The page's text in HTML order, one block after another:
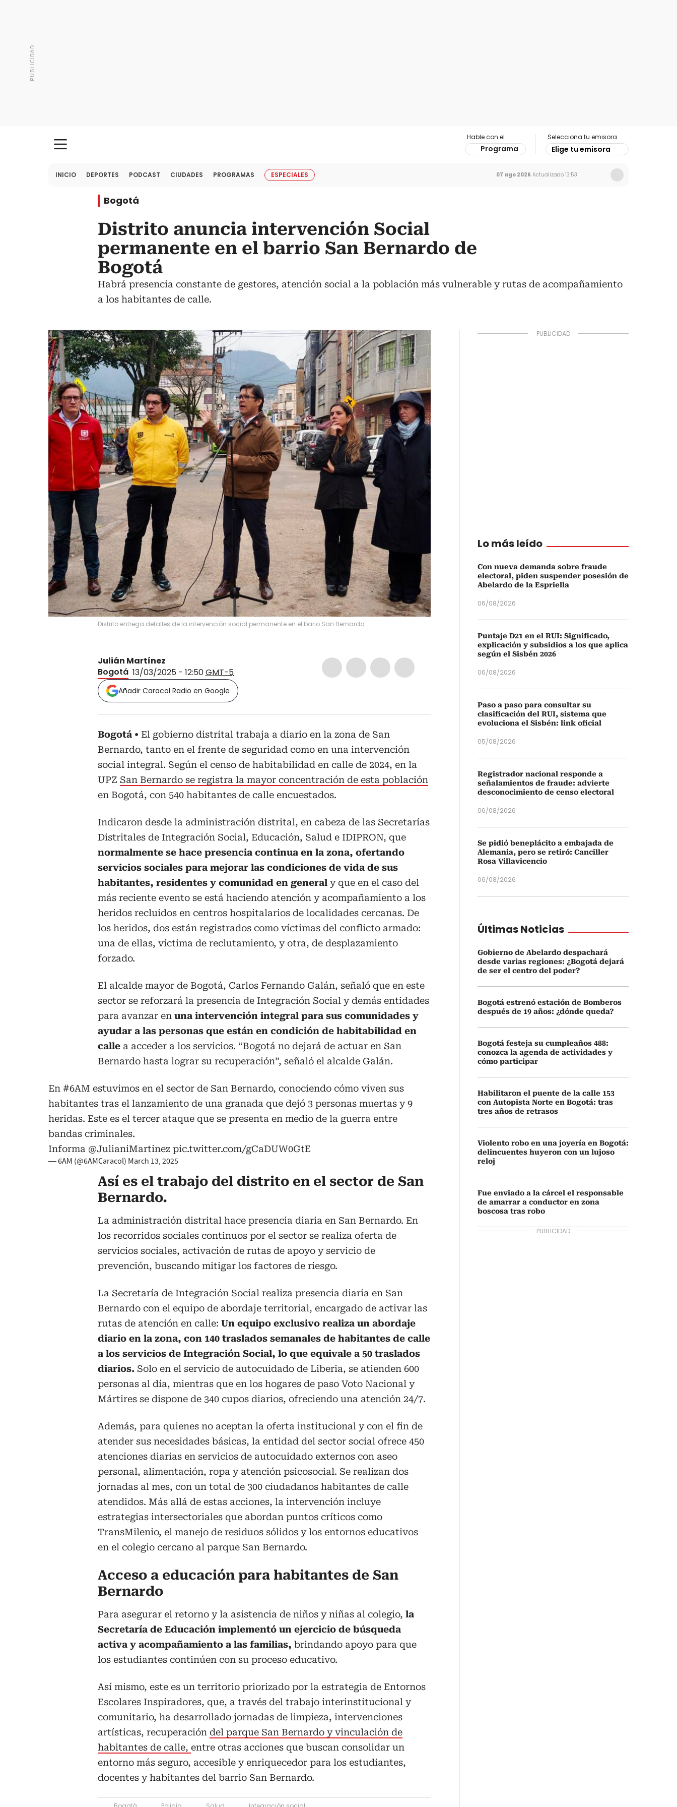
Hable con el
Programa
Selecciona tu emisora
Elige tu emisora
INICIO DEPORTES PODCAST CIUDADES PROGRAMAS ESPECIALES 07 ago 2026 Actualizado 13:53
Bogotá
Distrito anuncia intervención Social
permanente en el barrio San Bernardo de
Bogotá
Habrá presencia constante de gestores, atención social a la población más vulnerable y rutas de acompañamiento
a los habitantes de calle.
Distrito entrega detalles de la intervención social permanente en el bario San Bernardo
Julián Martínez
Bogotá 13/03/2025 - 12:50GMT-5
Añadir Caracol Radio en Google
Bogotá
El gobierno distrital trabaja a diario en la zona de San
Bernardo, tanto en el frente de seguridad como en una intervención
social integral. Según el censo de habitabilidad en calle de 2024, en la
UPZ San Bernardo se registra la mayor concentración de esta población
en Bogotá, con 540 habitantes de calle encuestados.
Indicaron desde la administración distrital, en cabeza de las Secretarías
Distritales de Integración Social, Educación, Salud e IDIPRON, que
normalmente se hace presencia continua en la zona, ofertando
servicios sociales para mejorar las condiciones de vida de sus
habitantes, residentes y comunidad en general y que en el caso del
más reciente evento se está haciendo atención y acompañamiento a los
heridos recluidos en centros hospitalarios de localidades cercanas. De
los heridos, dos están registrados como víctimas del conflicto armado:
una de ellas, víctima de reclutamiento, y otra, de desplazamiento
forzado.
El alcalde mayor de Bogotá, Carlos Fernando Galán, señaló que en este
sector se reforzará la presencia de Integración Social y demás entidades
para avanzar en una intervención integral para sus comunidades y
ayudar a las personas que están en condición de habitabilidad en
calle a acceder a los servicios. “Bogotá no dejará de actuar en San
Bernardo hasta lograr su recuperación”, señaló el alcalde Galán.
En #6AM estuvimos en el sector de San Bernardo, conociendo cómo viven sus
habitantes tras el lanzamiento de una granada que dejó 3 personas muertas y 9
heridas. Este es el tercer ataque que se presenta en medio de la guerra entre
bandas criminales.
Informa @JulianiMartinez pic.twitter.com/gCaDUW0GtE
— 6AM (@6AMCaracol) March 13, 2025
Así es el trabajo del distrito en el sector de San
Bernardo.
La administración distrital hace presencia diaria en San Bernardo. En
los recorridos sociales continuos por el sector se realiza oferta de
servicios sociales, activación de rutas de apoyo y servicio de
prevención, buscando mitigar los factores de riesgo.
La Secretaría de Integración Social realiza presencia diaria en San
Bernardo con el equipo de abordaje territorial, encargado de activar las
rutas de atención en calle: Un equipo exclusivo realiza un abordaje
diario en la zona, con 140 traslados semanales de habitantes de calle
a los servicios de Integración Social, lo que equivale a 50 traslados
diarios. Solo en el servicio de autocuidado de Liberia, se atienden 600
personas al día, mientras que en los hogares de paso Voto Nacional y
Mártires se dispone de 340 cupos diarios, ofreciendo una atención 24/7.
Además, para quienes no aceptan la oferta institucional y con el fin de
atender sus necesidades básicas, la entidad del sector social ofrece 450
atenciones diarias en servicios de autocuidado externos con aseo
personal, alimentación, ropa y atención psicosocial. Se realizan dos
jornadas al mes, con un total de 300 ciudadanos habitantes de calle
atendidos. Más allá de estas acciones, la intervención incluye
estrategias intersectoriales que abordan puntos críticos como
TransMilenio, el manejo de residuos sólidos y los entornos educativos
en el colegio cercano al parque San Bernardo.
Acceso a educación para habitantes de San
Bernardo
Para asegurar el retorno y la asistencia de niños y niñas al colegio, la
Secretaría de Educación implementó un ejercicio de búsqueda
activa y acompañamiento a las familias, brindando apoyo para que
los estudiantes continúen con su proceso educativo.
Así mismo, este es un territorio priorizado por la estrategia de Entornos
Escolares Inspiradores, que, a través del trabajo interinstitucional y
comunitario, ha desarrollado jornadas de limpieza, intervenciones
artísticas, recuperación del parque San Bernardo y vinculación de
habitantes de calle, entre otras acciones que buscan consolidar un
entorno más seguro, accesible y enriquecedor para los estudiantes,
docentes y habitantes del barrio San Bernardo.
Lo más leído
Con nueva demanda sobre fraude
electoral, piden suspender posesión de
Abelardo de la Espriella
06/08/2026
Puntaje D21 en el RUI: Significado,
explicación y subsidios a los que aplica
según el Sisbén 2026
06/08/2026
Paso a paso para consultar su
clasificación del RUI, sistema que
evoluciona el Sisbén: link oficial
05/08/2026
Registrador nacional responde a
señalamientos de fraude: advierte
desconocimiento de censo electoral
06/08/2026
Se pidió beneplácito a embajada de
Alemania, pero se retiró: Canciller
Rosa Villavicencio
06/08/2026
Últimas Noticias
Gobierno de Abelardo despachará
desde varias regiones: ¿Bogotá dejará
de ser el centro del poder?
Bogotá estrenó estación de Bomberos
después de 19 años: ¿dónde queda?
Bogotá festeja su cumpleaños 488:
conozca la agenda de actividades y
cómo participar
Habilitaron el puente de la calle 153
con Autopista Norte en Bogotá: tras
tres años de retrasos
Violento robo en una joyería en Bogotá:
delincuentes huyeron con un lujoso
reloj
Fue enviado a la cárcel el responsable
de amarrar a conductor en zona
boscosa tras robo